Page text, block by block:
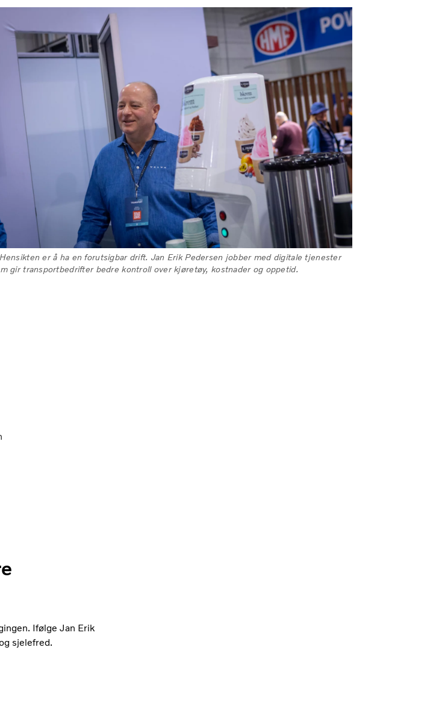
er å ha en forutsigbar drift. Jan Erik Pedersen jobber med digitale tjenester
gir transportbedrifter bedre kontroll over kjøretøy, kostnader og oppetid.
Ifølge Jan Erik
sjelefred.